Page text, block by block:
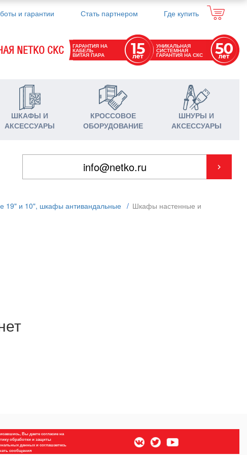
и гарантии Стать партнером Где купить
NETKO СКС ГАРАНТИЯ НА
КАБЕЛЬ
ВИТАЯ ПАРА
УНИКАЛЬНАЯ
СИСТЕМНАЯ
ГАРАНТИЯ НА СКС
ШКАФЫ И
АКСЕССУАРЫ
КРОССОВОЕ
ОБОРУДОВАНИЕ
ШНУРЫ И
АКСЕССУАРЫ
19" и 10", шкафы антивандальные / Шкафы настенные и
Вы даете согласие на
обработки и защиты
данных и соглашаетесь
сообщения